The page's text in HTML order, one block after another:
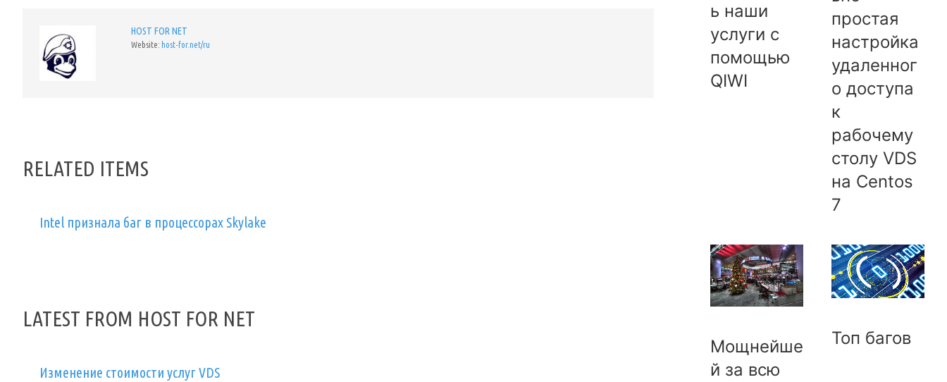
HOST FOR NET
Website: host-for.net/ru
RELATED ITEMS
Intel признала баг в процессорах Skylake
LATEST FROM HOST FOR NET
Изменение стоимости услуг VDS
ь наши
услуги с
помощью
QIWI
простая
настройка
удаленног
о доступа
к
рабочему
столу VDS
на Centos
7
Мощнейше
й за всю
Топ багов